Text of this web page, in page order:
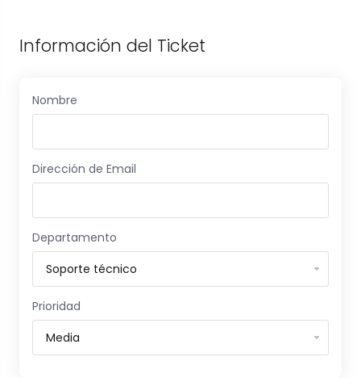
Información del Ticket
Nombre
Dirección de Email
Departamento
Prioridad